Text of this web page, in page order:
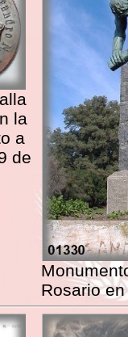
la
a
de
Rosario